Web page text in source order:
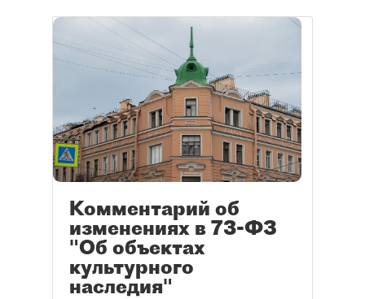
Комментарий об
изменениях в 73-ФЗ
"Об объектах
культурного
наследия"